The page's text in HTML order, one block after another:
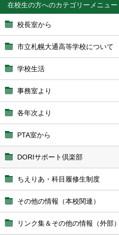
在校生の方へ
校長室から
市立札幌大通高等学校について
学校生活
事務室より
各年次より
PTA室から
DORIサポート倶楽部
ちえりあ・科目履修生制度
その他の情報（本校関連）
リンク集＆その他の情報（外部）